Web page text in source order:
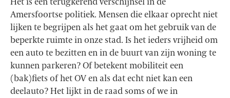
Amersfoortse politiek. Mensen die elkaar oprecht niet
lijken te begrijpen als het gaat om het gebruik van de
beperkte ruimte in onze stad. Is het ieders vrijheid om
een auto te bezitten en in de buurt van zijn woning te
kunnen parkeren? Of betekent mobiliteit een
(bak)fiets of het OV en als dat echt niet kan een
deelauto? Het lijkt in de raad soms of we in